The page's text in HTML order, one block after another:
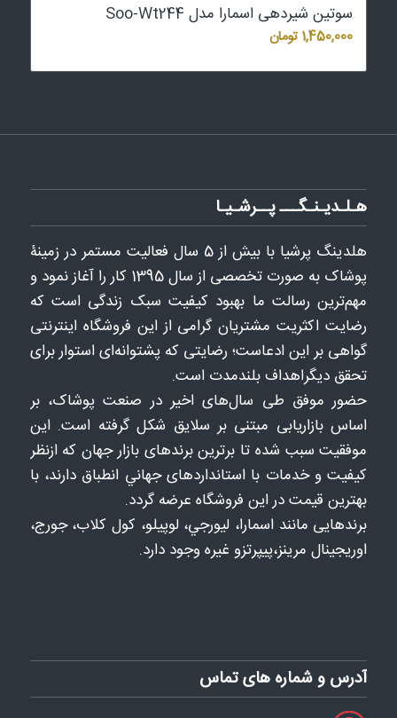
سوتین شیردهی اسمارا مدل Soo-Wt244
1,450,000 تومان
هـلـدیـنـگـــ پــرشـیـا
هلدينگ پرشيا با بيش از 5 سال فعاليت مستمر در زمینۀ
پوشاک به ‌صورت تخصصی از سال 1395 كار را آغاز نمود و
مهم‌ترین رسالت ما بهبود کیفیت سبک زندگی است که
رضایت اکثریت مشتریان گرامی از این فروشگاه اینترنتی
گواهی بر این ادعاست؛ رضایتی که پشتوانه‌ای استوار برای
تحقق دیگراهداف بلندمدت است.
حضور موفق طی سال‌های اخیر در صنعت پوشاک، بر
اساس بازاریابی مبتنی بر سلایق شکل‌ گرفته است. این
موفقیت سبب شده تا برترین برندهای بازار جهان که ازنظر
کیفیت و خدمات با استانداردهای جهاني انطباق دارند، با
بهترین قیمت در این فروشگاه عرضه گردد.
برندهایی مانند اسمارا، ليورجي، لوپيلو، كول كلاب، جورج،
اوريجينال مرينز،پيپرتزو غيره وجود دارد.
آدرس و شماره های تماس